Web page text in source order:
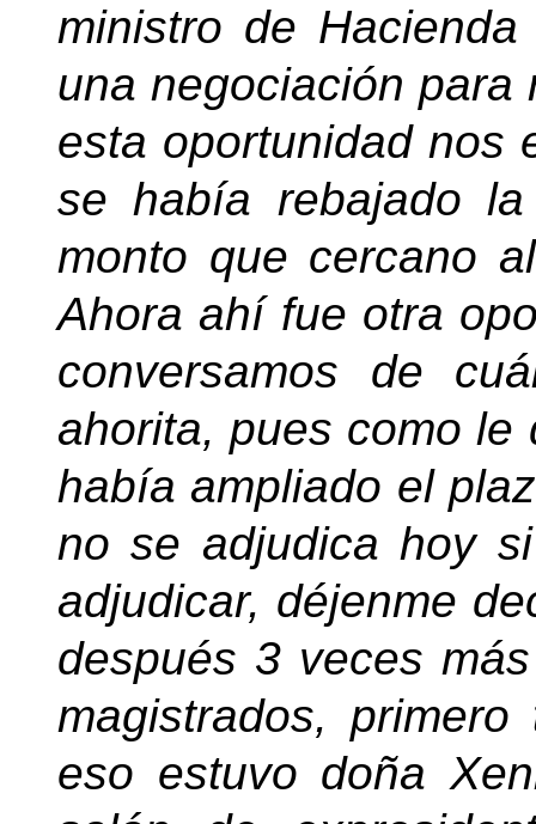
ministro de
una negociación para
esta oportunidad nos
se había rebajado
monto que cercano
Ahora ahí fue otra
conversamos de
ahorita, pues como
había ampliado el
no se adjudica hoy
adjudicar, déjenme
después 3 veces
magistrados,
eso estuvo doña